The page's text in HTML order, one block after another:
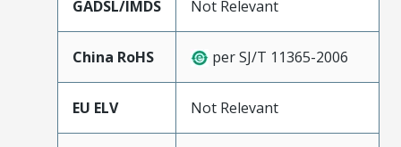
GADSL/IMDS Not Relevant
China RoHS per SJ/T 11365-2006
EU ELV Not Relevant